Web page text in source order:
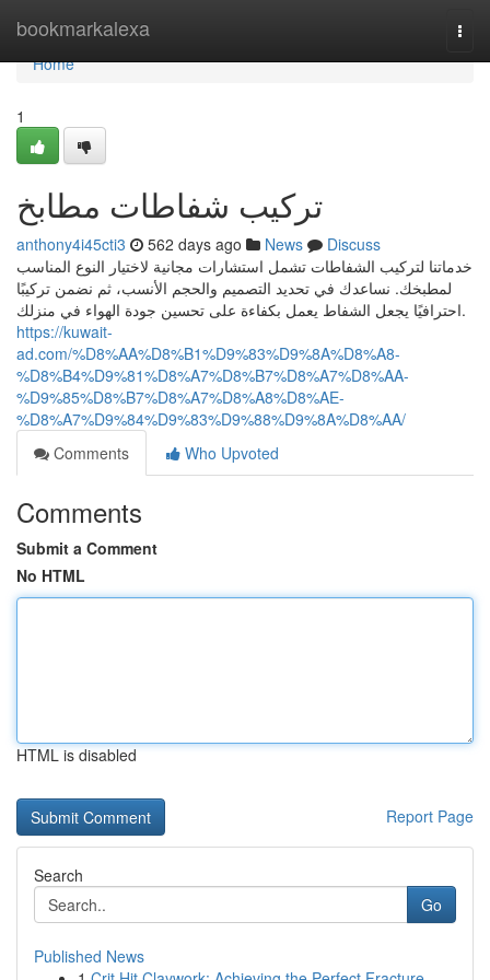
bookmarkalexa
Home
Home
1
تركيب شفاطات مطابخ
anthony4i45cti3 562 days ago News
Discuss
خدماتنا لتركيب الشفاطات تشمل استشارات مجانية لاختيار النوع المناسب
لمطبخك. نساعدك في تحديد التصميم والحجم الأنسب، ثم نضمن تركيبًا
احترافيًا يجعل الشفاط يعمل بكفاءة على تحسين جودة الهواء في منزلك.
https://kuwait-
ad.com/%D8%AA%D8%B1%D9%83%D9%8A%D8%A8-
%D8%B4%D9%81%D8%A7%D8%B7%D8%A7%D8%AA-
%D9%85%D8%B7%D8%A7%D8%A8%D8%AE-
%D8%A7%D9%84%D9%83%D9%88%D9%8A%D8%AA/
Comments
Who Upvoted
Comments
Submit a Comment
No HTML
HTML is disabled
Report Page
Search
Go
Published News